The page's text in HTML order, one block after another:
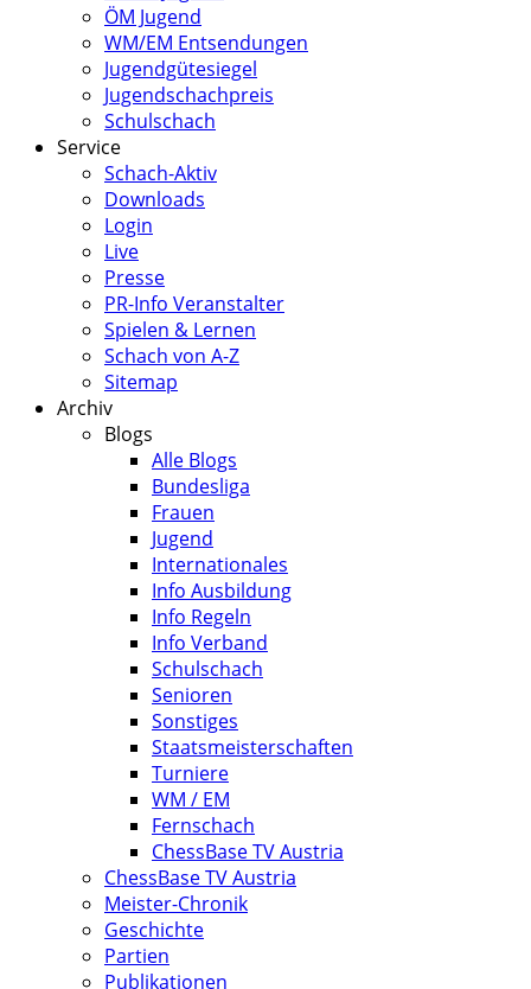
ÖM Jugend
WM/EM Entsendungen
Jugendgütesiegel
Jugendschachpreis
Schulschach
Service
Schach-Aktiv
Downloads
Login
Live
Presse
PR-Info Veranstalter
Spielen & Lernen
Schach von A-Z
Sitemap
Archiv
Blogs
Alle Blogs
Bundesliga
Frauen
Jugend
Internationales
Info Ausbildung
Info Regeln
Info Verband
Schulschach
Senioren
Sonstiges
Staatsmeisterschaften
Turniere
WM / EM
Fernschach
ChessBase TV Austria
ChessBase TV Austria
Meister-Chronik
Geschichte
Partien
Publikationen